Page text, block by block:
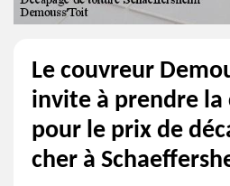
Le couvreur
invite à prendre
pour le prix de
cher à